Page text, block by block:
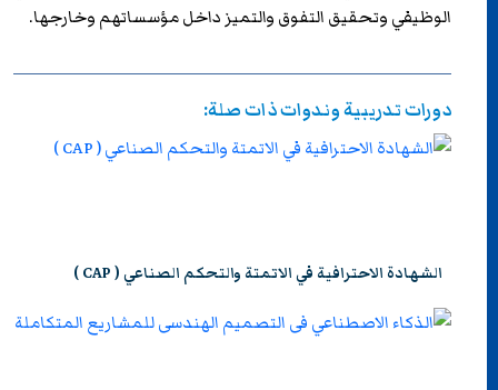
الوظيفي وتحقيق التفوق والتميز داخل مؤسساتهم وخارجها.
دورات تدريبية وندوات ذات صلة:
الشهادة الاحترافية في الاتمتة والتحكم الصناعي ( CAP )